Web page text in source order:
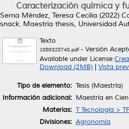
Caracterización química y
Serna Méndez, Teresa Cecilia (2022)
snack. Maestría thesis, Universidad
Texto
1080328748.pdf- Versión
Available under License
Download (2MB)
Vista
Tipo de elemento: Tesis (Maestría)
Información adicional: Maestría en
Materias: T Tecnología >
Divisiones: Agronomía